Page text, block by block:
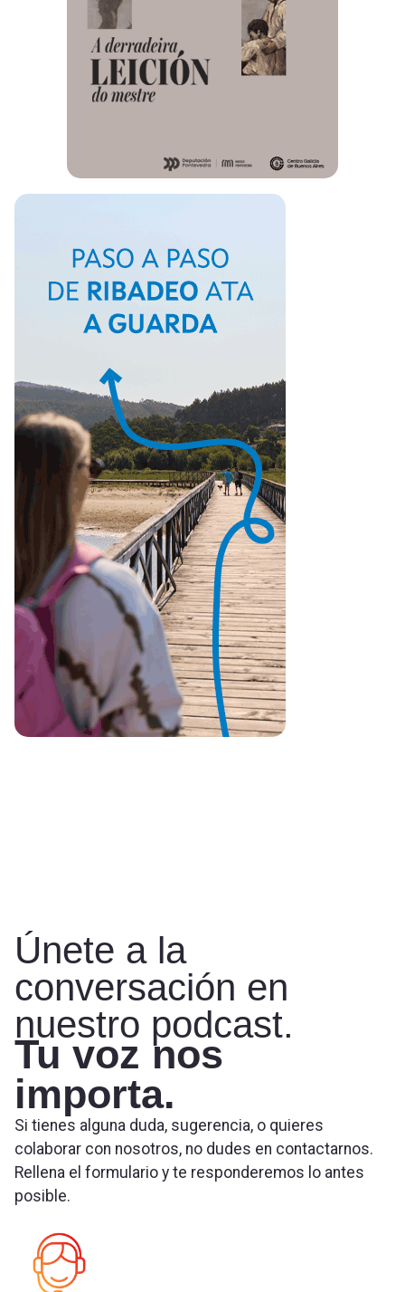
Únete a la
conversación en
nuestro podcast.
Tu voz nos
importa.
Si tienes alguna duda, sugerencia, o quieres
colaborar con nosotros, no dudes en contactarnos.
Rellena el formulario y te responderemos lo antes
posible.